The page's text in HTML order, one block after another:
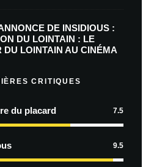
DE INSIDIOUS :
DU LOINTAIN : LE
DU LOINTAIN AU CINÉMA
CRITIQUES
du placard 7.5
9.5